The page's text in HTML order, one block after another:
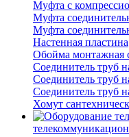
Муфта с
Муфта
Муфта
Настенная пластина
Обойма монтажная
Соединитель труб
Соединитель труб
Соединитель труб
Хомут